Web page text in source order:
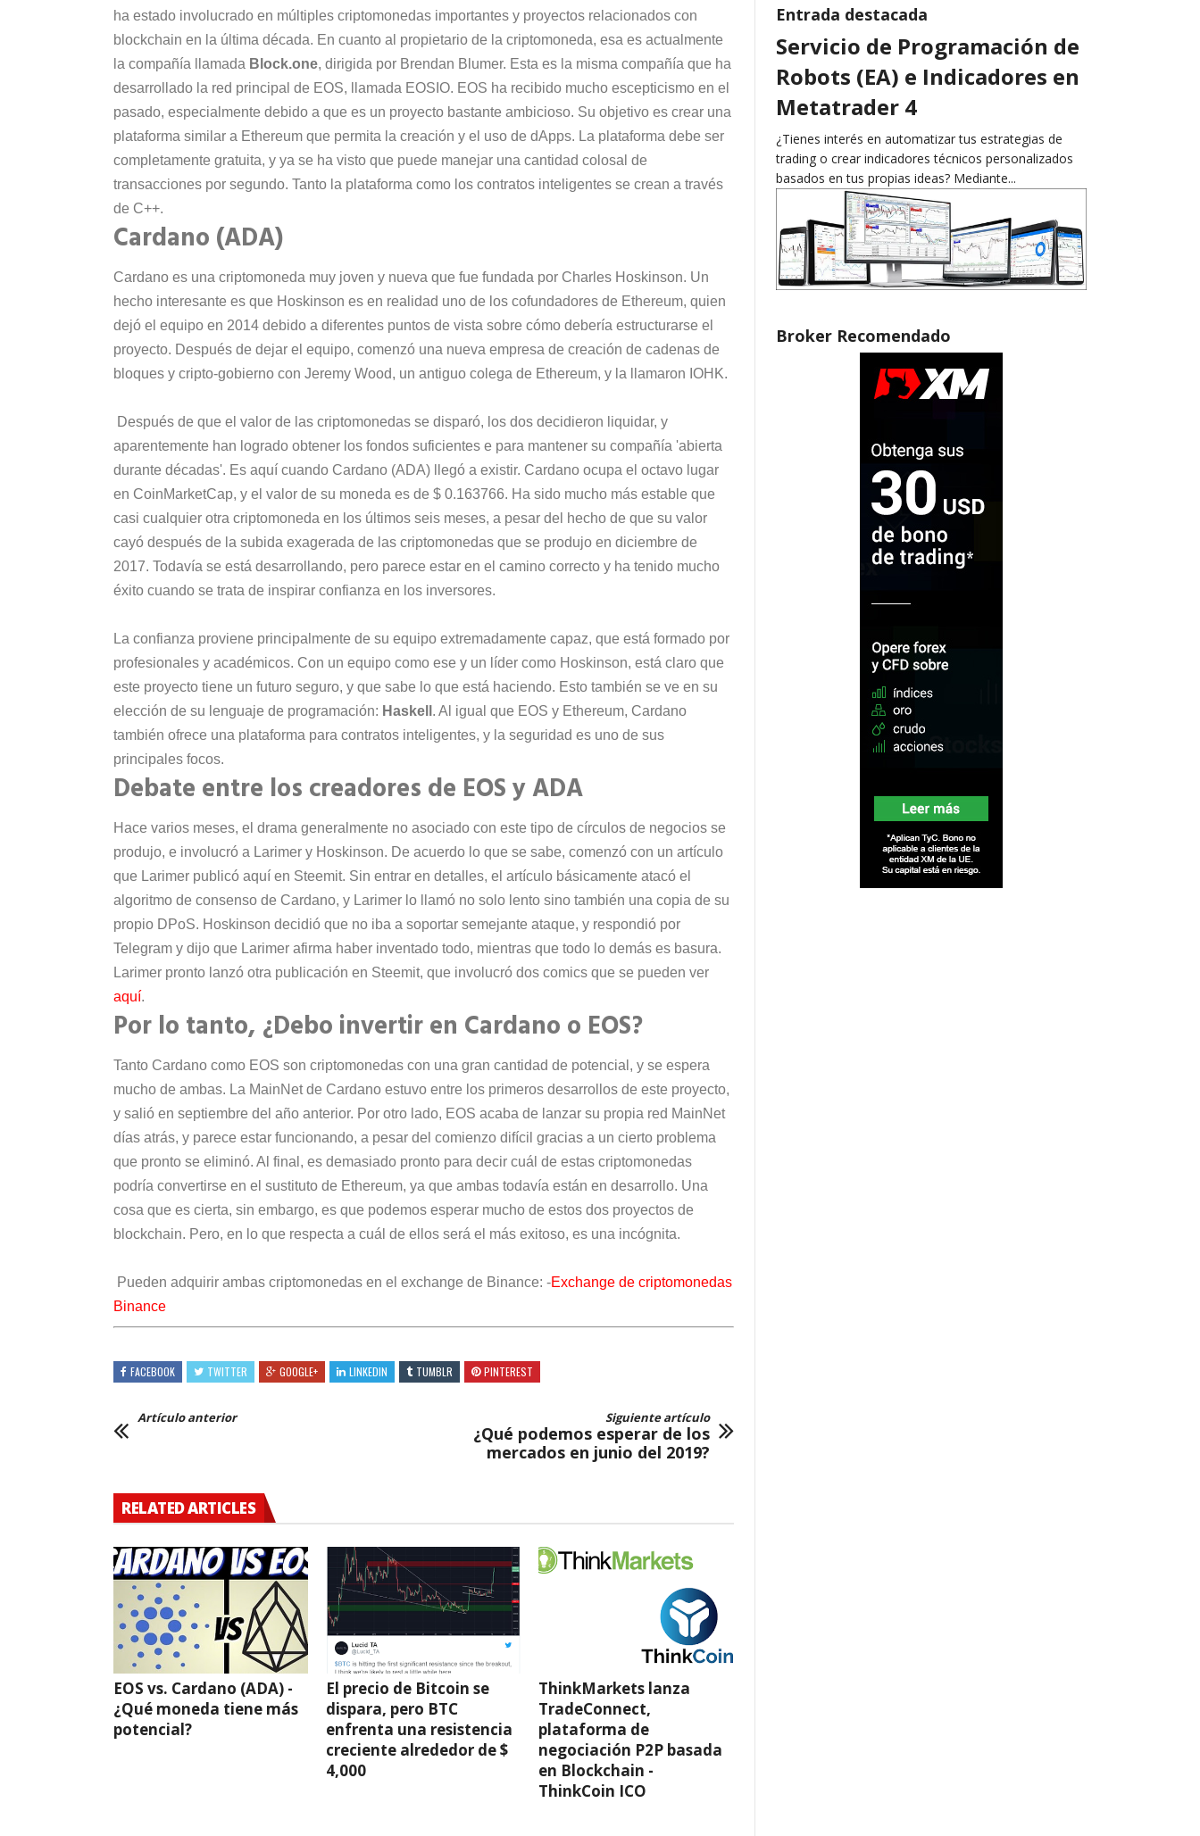
ha estado involucrado en múltiples criptomonedas importantes y proyectos relacionados con
blockchain en la última década. En cuanto al propietario de la criptomoneda, esa es actualmente
la compañía llamada Block.one, dirigida por Brendan Blumer. Esta es la misma compañía que ha
desarrollado la red principal de EOS, llamada EOSIO. EOS ha recibido mucho escepticismo en el
pasado, especialmente debido a que es un proyecto bastante ambicioso. Su objetivo es crear una
plataforma similar a Ethereum que permita la creación y el uso de dApps. La plataforma debe ser
completamente gratuita, y ya se ha visto que puede manejar una cantidad colosal de
transacciones por segundo. Tanto la plataforma como los contratos inteligentes se crean a través
de C++.
Cardano (ADA)
Cardano es una criptomoneda muy joven y nueva que fue fundada por Charles Hoskinson. Un
hecho interesante es que Hoskinson es en realidad uno de los cofundadores de Ethereum, quien
dejó el equipo en 2014 debido a diferentes puntos de vista sobre cómo debería estructurarse el
proyecto. Después de dejar el equipo, comenzó una nueva empresa de creación de cadenas de
bloques y cripto-gobierno con Jeremy Wood, un antiguo colega de Ethereum, y la llamaron IOHK.
Después de que el valor de las criptomonedas se disparó, los dos decidieron liquidar, y
aparentemente han logrado obtener los fondos suficientes e para mantener su compañía 'abierta
durante décadas'. Es aquí cuando Cardano (ADA) llegó a existir. Cardano ocupa el octavo lugar
en CoinMarketCap, y el valor de su moneda es de $ 0.163766. Ha sido mucho más estable que
casi cualquier otra criptomoneda en los últimos seis meses, a pesar del hecho de que su valor
cayó después de la subida exagerada de las criptomonedas que se produjo en diciembre de
2017. Todavía se está desarrollando, pero parece estar en el camino correcto y ha tenido mucho
éxito cuando se trata de inspirar confianza en los inversores.
La confianza proviene principalmente de su equipo extremadamente capaz, que está formado por
profesionales y académicos. Con un equipo como ese y un líder como Hoskinson, está claro que
este proyecto tiene un futuro seguro, y que sabe lo que está haciendo. Esto también se ve en su
elección de su lenguaje de programación: Haskell . Al igual que EOS y Ethereum, Cardano
también ofrece una plataforma para contratos inteligentes, y la seguridad es uno de sus
principales focos.
Debate entre los creadores de EOS y ADA
Hace varios meses, el drama generalmente no asociado con este tipo de círculos de negocios se
produjo, e involucró a Larimer y Hoskinson. De acuerdo lo que se sabe, comenzó con un artículo
que Larimer publicó aquí en Steemit. Sin entrar en detalles, el artículo básicamente atacó el
algoritmo de consenso de Cardano, y Larimer lo llamó no solo lento sino también una copia de su
propio DPoS. Hoskinson decidió que no iba a soportar semejante ataque, y respondió por
Telegram y dijo que Larimer afirma haber inventado todo, mientras que todo lo demás es basura.
Larimer pronto lanzó otra publicación en Steemit, que involucró dos comics que se pueden ver
aquí.
Por lo tanto, ¿Debo invertir en Cardano o EOS?
Tanto Cardano como EOS son criptomonedas con una gran cantidad de potencial, y se espera
mucho de ambas. La MainNet de Cardano estuvo entre los primeros desarrollos de este proyecto,
y salió en septiembre del año anterior. Por otro lado, EOS acaba de lanzar su propia red MainNet
días atrás, y parece estar funcionando, a pesar del comienzo difícil gracias a un cierto problema
que pronto se eliminó. Al final, es demasiado pronto para decir cuál de estas criptomonedas
podría convertirse en el sustituto de Ethereum, ya que ambas todavía están en desarrollo. Una
cosa que es cierta, sin embargo, es que podemos esperar mucho de estos dos proyectos de
blockchain. Pero, en lo que respecta a cuál de ellos será el más exitoso, es una incógnita.
Pueden adquirir ambas criptomonedas en el exchange de Binance: -Exchange de criptomonedas
Binance
FACEBOOK TWITTER GOOGLE+ LINKEDIN TUMBLR PINTEREST
Artículo anterior Siguiente artículo
¿Qué podemos esperar de los
mercados en junio del 2019?
RELATED ARTICLES
EOS vs. Cardano (ADA) -
¿Qué moneda tiene más
potencial?
El precio de Bitcoin se
dispara, pero BTC
enfrenta una resistencia
creciente alrededor de $
4,000
ThinkMarkets lanza
TradeConnect,
plataforma de
negociación P2P basada
en Blockchain -
ThinkCoin ICO
Entrada destacada
Servicio de Programación de
Robots (EA) e Indicadores en
Metatrader 4
¿Tienes interés en automatizar tus estrategias de
trading o crear indicadores técnicos personalizados
basados en tus propias ideas? Mediante...
Broker Recomendado